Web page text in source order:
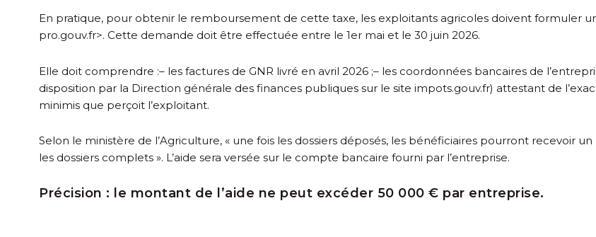
En pratique, pour obtenir le remboursement de cette taxe, les exploitants agricoles doivent formuler
pro.gouv.fr>. Cette demande doit être effectuée entre le 1er mai et le 30 juin 2026.
Elle doit comprendre :– les factures de GNR livré en avril 2026 ;– les coordonnées bancaires de
disposition par la Direction générale des finances publiques sur le site impots.gouv.fr) attestant de
minimis que perçoit l’exploitant.
Selon le ministère de l’Agriculture, « une fois les dossiers déposés, les bénéficiaires pourront recevoir
les dossiers complets ». L’aide sera versée sur le compte bancaire fourni par l’entreprise.
Précision : le montant de l’aide ne peut excéder 50 000 € par entreprise.